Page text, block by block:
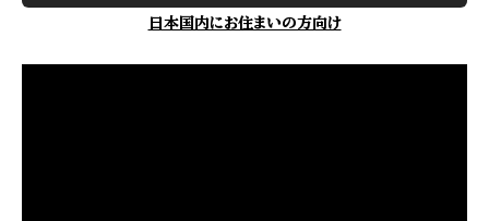
日本国内にお住まいの方向け